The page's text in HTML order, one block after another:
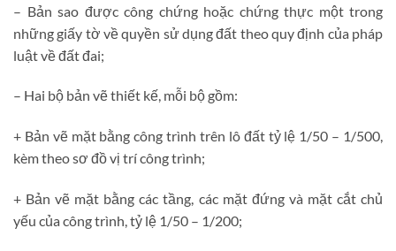
– Bản sao được công chứng hoặc chứng thực một trong
những giấy tờ về quyền sử dụng đất theo quy định của pháp
luật về đất đai;
– Hai bộ bản vẽ thiết kế, mỗi bộ gồm:
+ Bản vẽ mặt bằng công trình trên lô đất tỷ lệ 1/50 – 1/500,
kèm theo sơ đồ vị trí công trình;
+ Bản vẽ mặt bằng các tầng, các mặt đứng và mặt cắt chủ
yếu của công trình, tỷ lệ 1/50 – 1/200;